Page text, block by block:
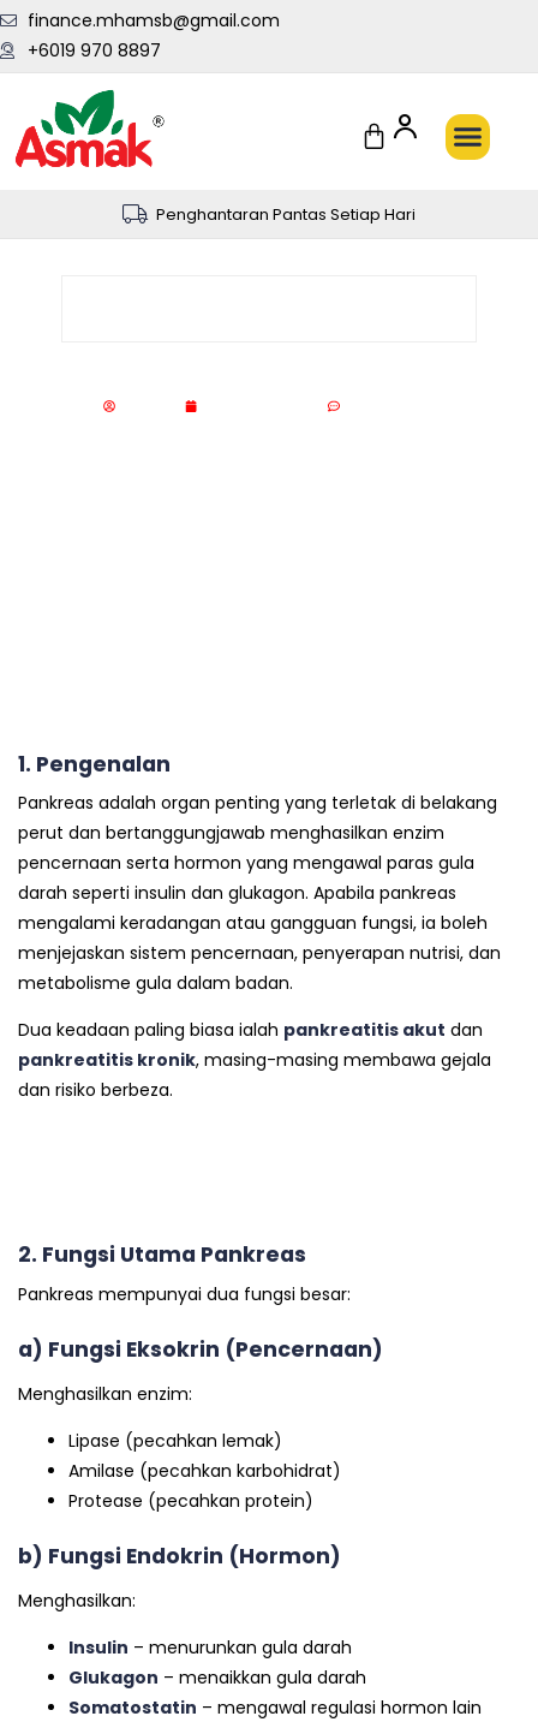
+6019 970 8897
finance.mhamsb@gmail.com
Penghantaran Pantas Setiap Hari
1. Pengenalan
Pankreas adalah organ penting yang terletak di belakang
perut dan bertanggungjawab menghasilkan enzim
pencernaan serta hormon yang mengawal paras gula
darah seperti insulin dan glukagon. Apabila pankreas
mengalami keradangan atau gangguan fungsi, ia boleh
menjejaskan sistem pencernaan, penyerapan nutrisi, dan
metabolisme gula dalam badan.
Dua keadaan paling biasa ialah pankreatitis akut dan
pankreatitis kronik, masing-masing membawa gejala
dan risiko berbeza.
2. Fungsi Utama Pankreas
Pankreas mempunyai dua fungsi besar:
a) Fungsi Eksokrin (Pencernaan)
Menghasilkan enzim:
Lipase (pecahkan lemak)
Amilase (pecahkan karbohidrat)
Protease (pecahkan protein)
b) Fungsi Endokrin (Hormon)
Menghasilkan:
Insulin – menurunkan gula darah
Glukagon – menaikkan gula darah
Somatostatin – mengawal regulasi hormon lain